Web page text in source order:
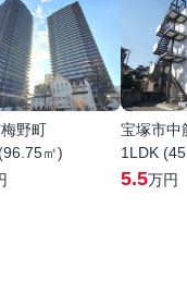
野町
㎡)
宝塚市中
1LDK
5.5万円